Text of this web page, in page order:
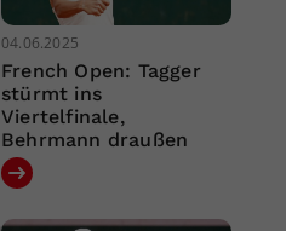
04.06.2025
French Open: Tagger
stürmt ins
Viertelfinale,
Behrmann draußen